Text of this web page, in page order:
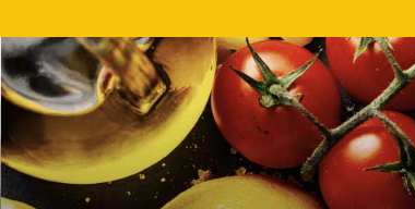
au
contenu